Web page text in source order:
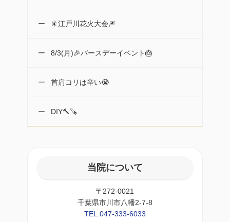
🎇江戸川花火大会🎆
8/3(月)🎉バースデーイベント🎂
首肩コリは辛い😭
DIY🔨🪚
当院について
〒272-0021
千葉県市川市八幡2-7-8
TEL:047-333-6033